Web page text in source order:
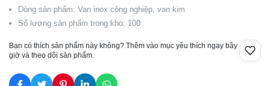
Dòng sản phẩm: Van inox công nghiệp, van kim
Số lượng sản phẩm trong kho: 100
Bạn có thích sản phẩm này không? Thêm vào mục yêu thích ngay bây
giờ và theo dõi sản phẩm.